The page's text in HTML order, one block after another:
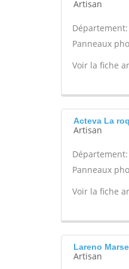
Artisan
Département:
Panneaux
Voir la fiche
Acteva La
Artisan
Panneaux
Voir la fiche
Lareno
Artisan